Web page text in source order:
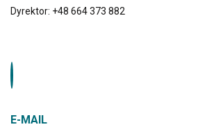
Dyrektor: +48 664 373 882
E-MAIL